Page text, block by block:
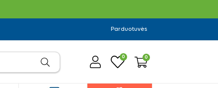
Parduotuvės
0 0